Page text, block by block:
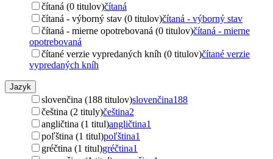
čítaná (0 titulov)čítaná
čítaná - výborný stav (0 titulov)čítaná - výborný stav
čítaná - mierne opotrebovaná (0 titulov)čítaná - mierne
opotrebovaná
čítané verzie vypredaných kníh (0 titulov)čítané verzie
vypredaných kníh
Jazyk
slovenčina (188 titulov)slovenčina188
čeština (2 tituly)čeština2
angličtina (1 titul)angličtina1
poľština (1 titul)poľština1
gréčtina (1 titul)gréčtina1